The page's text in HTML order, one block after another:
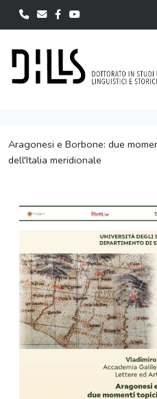
Aragonesi e Borbone: due
dell'Italia meridionale